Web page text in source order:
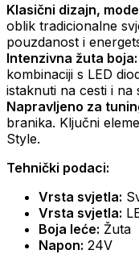
Klasični dizajn,
oblik tradicionalne
pouzdanost i
Intenzivna žuta boja:
kombinaciji s LED
istaknuti na cesti i na
Napravljeno za
branika. Ključni
Style.
Tehnički podaci:
Vrsta svjetla:
Vrsta svjetla:
Boja leće: Žuta
Napon: 24V